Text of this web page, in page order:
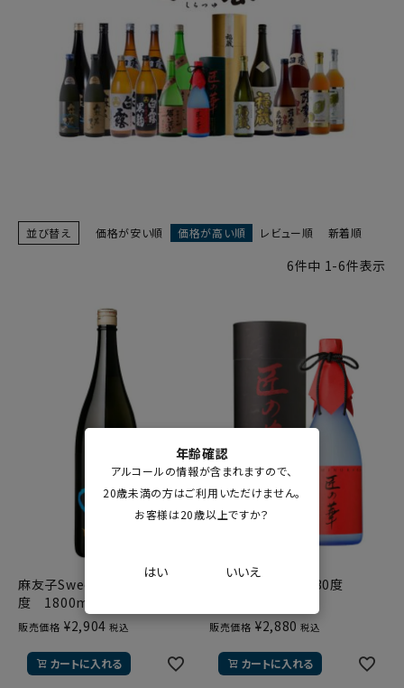
年齢確認
アルコールの情報が含まれますので、
20歳未満の方はご利用いただけません。
お客様は20歳以上ですか？
はい いいえ
並び替え 価格が安い順 価格が高い順 レビュー順 新着順
6件中 1 -6件表示
麻友子Sweet 芋焼酎 22
度 1800ml 白露酒造
販売価格 ¥2,904 税込
カートに入れる
匠の華 芋焼酎 30度
販売価格 ¥2,880 税込
カートに入れる